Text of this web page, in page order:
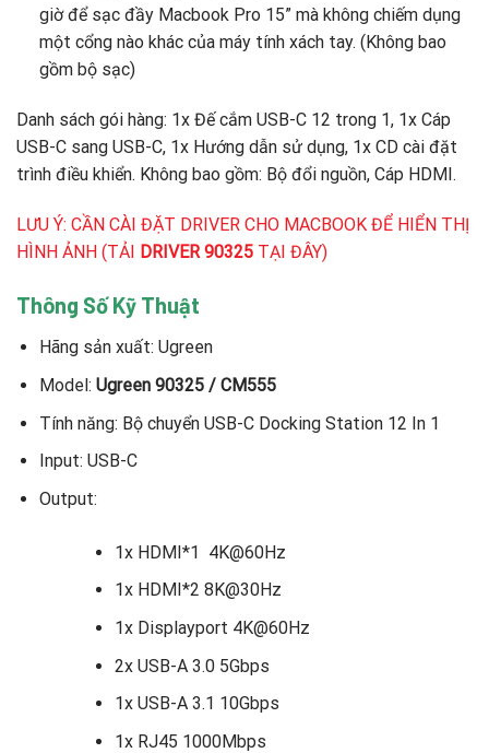
giờ để sạc đầy Macbook Pro 15” mà không chiếm dụng
một cổng nào khác của máy tính xách tay. (Không bao
gồm bộ sạc)
Danh sách gói hàng: 1x Đế cắm USB-C 12 trong 1, 1x Cáp
USB-C sang USB-C, 1x Hướng dẫn sử dụng, 1x CD cài đặt
trình điều khiển. Không bao gồm: Bộ đổi nguồn, Cáp HDMI.
LƯU Ý: CẦN CÀI ĐẶT DRIVER CHO MACBOOK ĐỂ HIỂN THỊ
HÌNH ẢNH (TẢI DRIVER 90325 TẠI ĐÂY)
Thông Số Kỹ Thuật
Hãng sản xuất: Ugreen
Model: Ugreen 90325 / CM555
Tính năng: Bộ chuyển USB-C Docking Station 12 In 1
Input: USB-C
Output:
1x HDMI*1 4K@60Hz
1x HDMI*2 8K@30Hz
1x Displayport 4K@60Hz
2x USB-A 3.0 5Gbps
1x USB-A 3.1 10Gbps
1x RJ45 1000Mbps